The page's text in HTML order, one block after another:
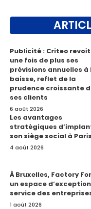
Publicité : Criteo revoit
une fois de plus ses
prévisions annuelles à
baisse, reflet de la
prudence croissante
ses clients
6 août 2026
Les avantages
stratégiques
son siège social à Paris
4 août 2026
À Bruxelles, Factory
un espace
service des
1 août 2026